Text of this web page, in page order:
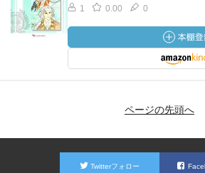
1 0.00 0
ページの先頭へ
Twitterフォロー